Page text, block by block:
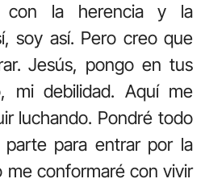
con la herencia y la
soy así. Pero creo que
Jesús, pongo en tus
mi debilidad. Aquí me
luchando. Pondré todo
para entrar por la
me conformaré con vivir